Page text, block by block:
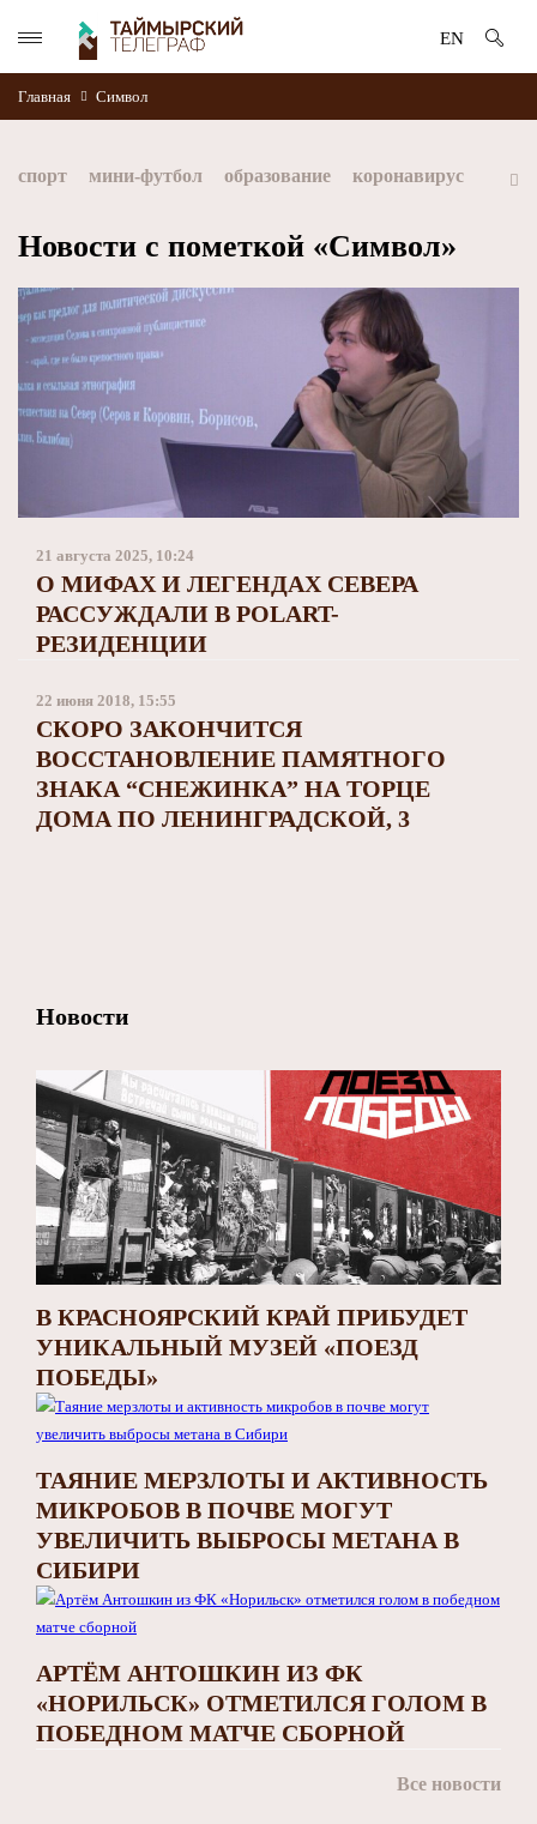
EN
Главная Символ
спорт мини-футбол образование коронавирус
Норникель Красноярский край Таймыр
автографы истории Красноярскийкрай Арктика
МФК Норильский никель хоккей
Заполярный филиал Норникеля NordStar ЗГУ
Новости с пометкой «Символ»
21 августа 2025, 10:24
О МИФАХ И ЛЕГЕНДАХ СЕВЕРА
РАССУЖДАЛИ В POLART-
РЕЗИДЕНЦИИ
22 июня 2018, 15:55
СКОРО ЗАКОНЧИТСЯ
ВОССТАНОВЛЕНИЕ ПАМЯТНОГО
ЗНАКА “СНЕЖИНКА” НА ТОРЦЕ
ДОМА ПО ЛЕНИНГРАДСКОЙ, 3
Новости
В КРАСНОЯРСКИЙ КРАЙ ПРИБУДЕТ
УНИКАЛЬНЫЙ МУЗЕЙ «ПОЕЗД
ПОБЕДЫ»
ТАЯНИЕ МЕРЗЛОТЫ И АКТИВНОСТЬ
МИКРОБОВ В ПОЧВЕ МОГУТ
УВЕЛИЧИТЬ ВЫБРОСЫ МЕТАНА В
СИБИРИ
АРТЁМ АНТОШКИН ИЗ ФК
«НОРИЛЬСК» ОТМЕТИЛСЯ ГОЛОМ В
ПОБЕДНОМ МАТЧЕ СБОРНОЙ
Все новости